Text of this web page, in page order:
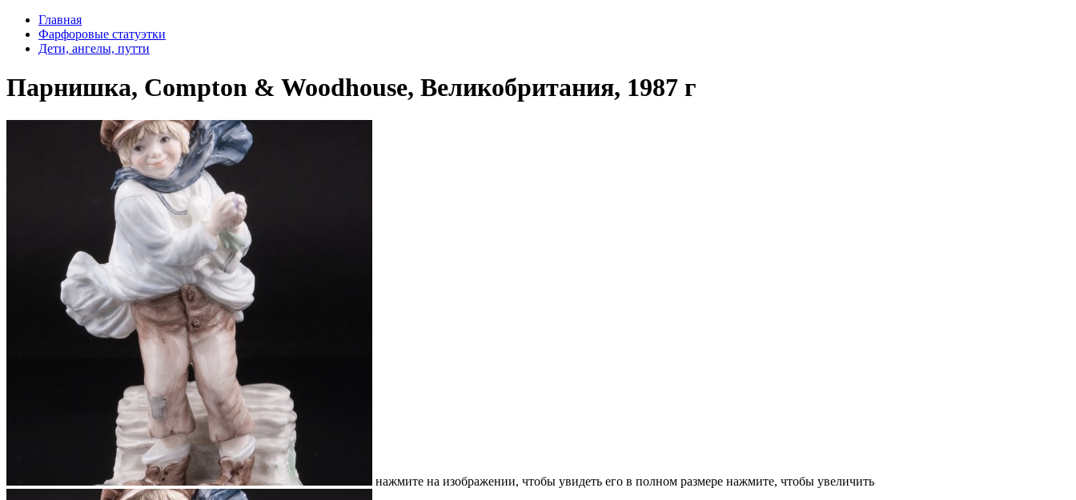
Главная
Фарфоровые статуэтки
Дети, ангелы, путти
Парнишка, Compton & Woodhouse, Великобритания, 1987 г
нажмите на изображении, чтобы увидеть его в полном размере нажмите, чтобы увеличить